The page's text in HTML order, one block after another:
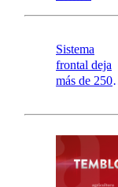
Sistema
frontal deja
más de 250
y 317
aisladas entre
Valparaíso y
Los Ríos